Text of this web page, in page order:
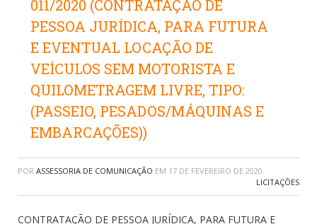
011/2020 (CONTRATAÇÃO DE
PESSOA JURÍDICA, PARA FUTURA
E EVENTUAL LOCAÇÃO DE
VEÍCULOS SEM MOTORISTA E
QUILOMETRAGEM LIVRE, TIPO:
(PASSEIO, PESADOS/MÁQUINAS E
EMBARCAÇÕES))
POR ASSESSORIA DE COMUNICAÇÃO EM 17 DE FEVEREIRO DE 2020
LICITAÇÕES
CONTRATAÇÃO DE PESSOA JURÍDICA, PARA FUTURA E